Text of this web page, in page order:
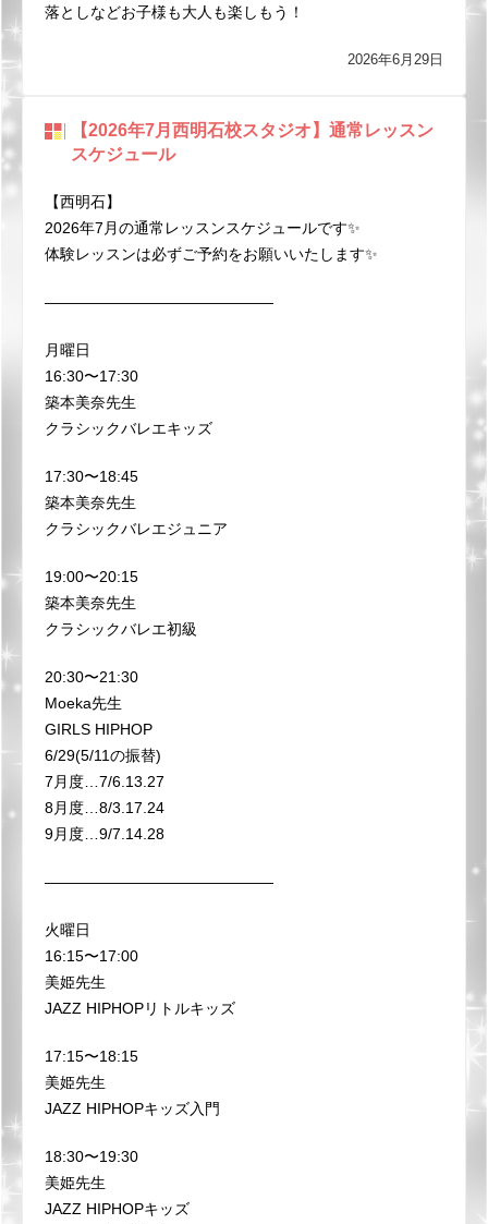
落としなどお子様も大人も楽しもう！
2026年6月29日
【2026年7月西明石校スタジオ】通常レッスン
スケジュール
【西明石】
2026年7月の通常レッスンスケジュールです✨
体験レッスンは必ずご予約をお願いいたします✨
———————————————
月曜日
16:30〜17:30
築本美奈先生
クラシックバレエキッズ
17:30〜18:45
築本美奈先生
クラシックバレエジュニア
19:00〜20:15
築本美奈先生
クラシックバレエ初級
20:30〜21:30
Moeka先生
GIRLS HIPHOP
6/29(5/11の振替)
7月度…7/6.13.27
8月度…8/3.17.24
9月度…9/7.14.28
———————————————
火曜日
16:15〜17:00
美姫先生
JAZZ HIPHOPリトルキッズ
17:15〜18:15
美姫先生
JAZZ HIPHOPキッズ入門
18:30〜19:30
美姫先生
JAZZ HIPHOPキッズ